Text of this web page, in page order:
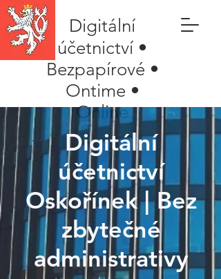
Digitální
účetnictví •
Bezpapírové •
Ontime •
Online
Digitální
účetnictví
Oskořínek | Bez
zbytečné
administrativy